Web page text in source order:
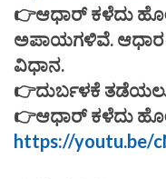
👉ಆಧಾರ್ ಕಳೆದು
ಅಪಾಯಗಳಿವೆ. ಆಧಾರ
ವಿಧಾನ.
👉ದುರ್ಬಳಕೆ
👉ಆಧಾರ್ ಕಳೆದು
https://youtu.be/